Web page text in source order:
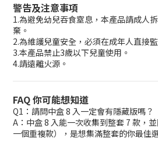
警告及注意事項
1.為避免幼兒吞食窒息，本產品請成人
棄。
2.為維護兒童安全，必須在成年人直接
3.本產品禁止3歲以下兒童使用。
4.請遠離火源。
FAQ 你可能想知道
Q1：請問中盒 8 入一定會有隱藏版嗎？
A：中盒 8 入能一次收集到整套 7 款，
一個重複款），是想集滿整套的你最佳